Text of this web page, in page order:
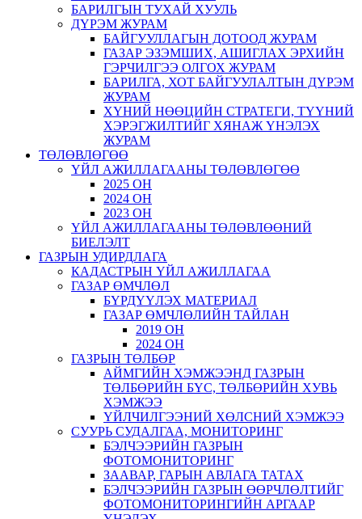
БАРИЛГЫН ТУХАЙ ХУУЛЬ
ДҮРЭМ ЖУРАМ
БАЙГУУЛЛАГЫН ДОТООД ЖУРАМ
ГАЗАР ЭЗЭМШИХ, АШИГЛАХ ЭРХИЙН
ГЭРЧИЛГЭЭ ОЛГОХ ЖУРАМ
БАРИЛГА, ХОТ БАЙГУУЛАЛТЫН ДҮРЭМ
ЖУРАМ
ХҮНИЙ НӨӨЦИЙН СТРАТЕГИ, ТҮҮНИЙ
ХЭРЭГЖИЛТИЙГ ХЯНАЖ ҮНЭЛЭХ
ЖУРАМ
ТӨЛӨВЛӨГӨӨ
ҮЙЛ АЖИЛЛАГААНЫ ТӨЛӨВЛӨГӨӨ
2025 ОН
2024 ОН
2023 ОН
ҮЙЛ АЖИЛЛАГААНЫ ТӨЛӨВЛӨӨНИЙ
БИЕЛЭЛТ
ГАЗРЫН УДИРДЛАГА
КАДАСТРЫН ҮЙЛ АЖИЛЛАГАА
ГАЗАР ӨМЧЛӨЛ
БҮРДҮҮЛЭХ МАТЕРИАЛ
ГАЗАР ӨМЧЛӨЛИЙН ТАЙЛАН
2019 ОН
2024 ОН
ГАЗРЫН ТӨЛБӨР
АЙМГИЙН ХЭМЖЭЭНД ГАЗРЫН
ТӨЛБӨРИЙН БҮС, ТӨЛБӨРИЙН ХУВЬ
ХЭМЖЭЭ
ҮЙЛЧИЛГЭЭНИЙ ХӨЛСНИЙ ХЭМЖЭЭ
СУУРЬ СУДАЛГАА, МОНИТОРИНГ
БЭЛЧЭЭРИЙН ГАЗРЫН
ФОТОМОНИТОРИНГ
ЗААВАР, ГАРЫН АВЛАГА ТАТАХ
БЭЛЧЭЭРИЙН ГАЗРЫН ӨӨРЧЛӨЛТИЙГ
ФОТОМОНИТОРИНГИЙН АРГААР